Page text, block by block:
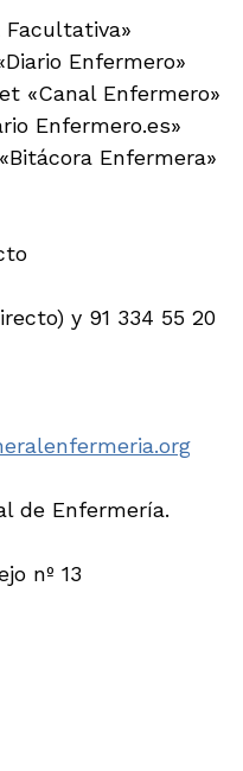
Facultativa»
Enfermero»
«Canal Enfermero»
Enfermero.es»
Enfermera»
y 91 334 55 20
de Enfermería.
nº 13